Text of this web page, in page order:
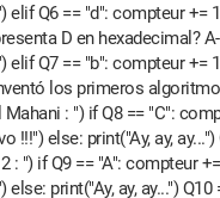
elif Q6 == "d": compteur +=
D en hexadecimal?
elif Q7 == "b": compteur +=
los primeros
: ") if Q8 == "C":
!!!") else: print("Ay, ay,
: ") if Q9 == "A": compteur
else: print("Ay, ay, ay...")